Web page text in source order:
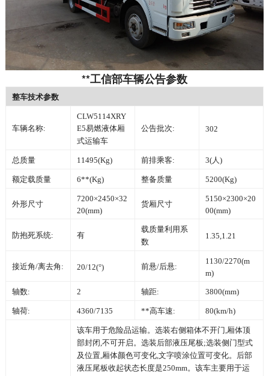
**工信部车辆公告参数
整车技术参数
车辆名称:
CLW5114XRY
E5易燃液体厢
式运输车
公告批次: 302
总质量 11495(Kg) 前排乘客: 3(人)
额定载质量 6**(Kg) 整备质量 5200(Kg)
外形尺寸
7200×2450×32
20(mm)
货厢尺寸
5150×2300×20
00(mm)
防抱死系统: 有
载质量利用系
数
1.35,1.21
接近角/离去角: 20/12(°) 前悬/后悬:
1130/2270(m
m)
轴数: 2 轴距: 3800(mm)
轴荷: 4360/7135 **高车速: 80(km/h)
该车用于危险品运输。选装右侧箱体不开门,厢体顶
部封闭,不可开启。选装后部液压尾板;选装侧门型式
及位置,厢体颜色可变化,文字喷涂位置可变化。后部
液压尾板收起状态长度是250mm。该车主要用于运